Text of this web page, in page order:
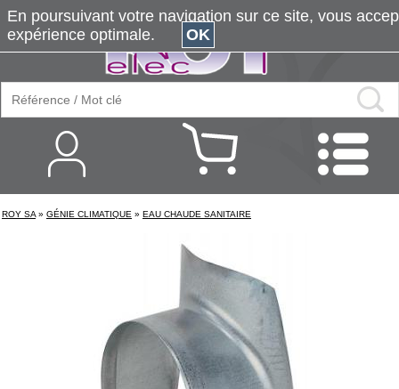
ROY SA » GÉNIE CLIMATIQUE » EAU CHAUDE SANITAIRE
En poursuivant votre navigation sur ce site, vous
expérience optimale.
OK